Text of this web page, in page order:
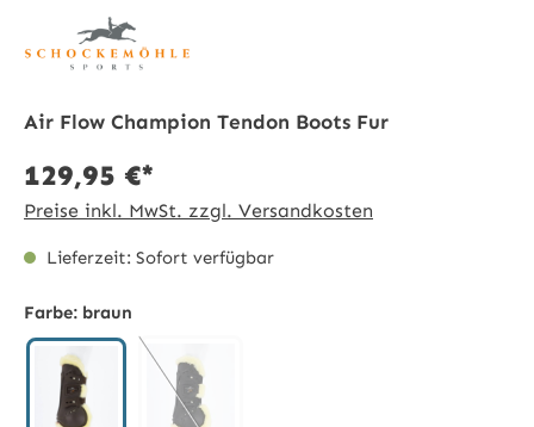
Air Flow Champion Tendon Boots Fur
129,95 €*
Preise inkl. MwSt. zzgl. Versandkosten
Lieferzeit: Sofort verfügbar
Farbe: braun